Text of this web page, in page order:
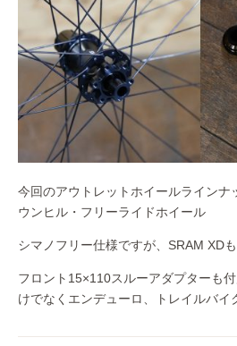
今回のアウトレットホイールラインナ
ウンヒル・フリーライドホイール
シマノフリー仕様ですが、SRAM XD
フロント15×110スルーアダプターも
けでなくエンデューロ、トレイルバイ